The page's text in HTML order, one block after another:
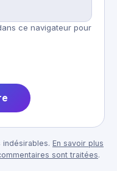
ce navigateur pour
En savoir plus
sont traitées.